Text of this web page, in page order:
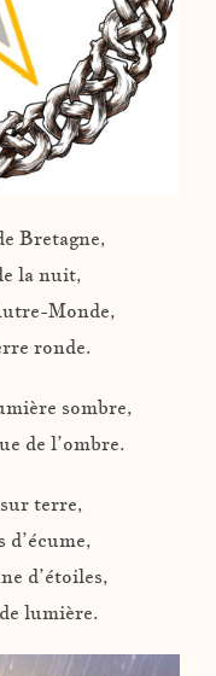
Bretagne,
la nuit,
Monde,
ronde.
sombre,
de l’ombre.
terre,
d’étoiles,
lumière.